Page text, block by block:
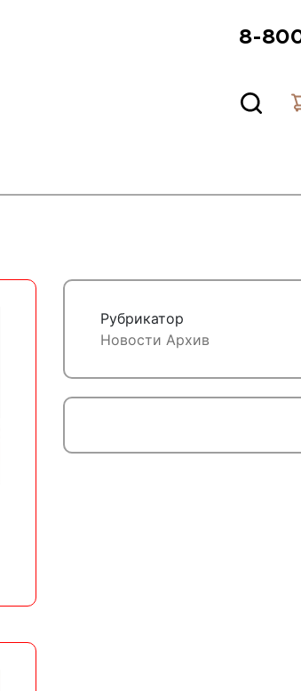
8-
Рубрикатор
Новости Архив